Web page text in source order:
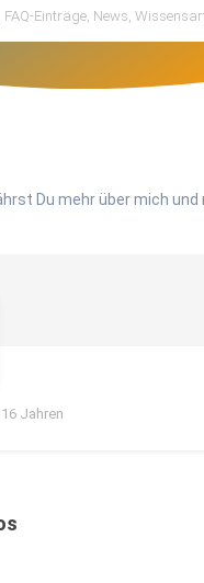
Du mehr über mich und
Jahren